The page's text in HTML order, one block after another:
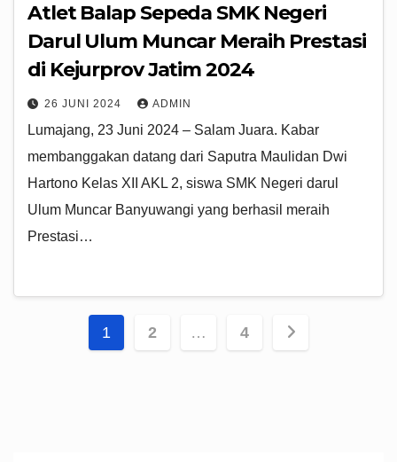
Atlet Balap Sepeda SMK Negeri
Darul Ulum Muncar Meraih Prestasi
di Kejurprov Jatim 2024
26 JUNI 2024 ADMIN
Lumajang, 23 Juni 2024 – Salam Juara. Kabar
membanggakan datang dari Saputra Maulidan Dwi
Hartono Kelas XII AKL 2, siswa SMK Negeri darul
Ulum Muncar Banyuwangi yang berhasil meraih
Prestasi…
Paginasi
1 2 … 4